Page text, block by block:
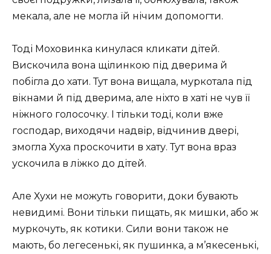
мекала, але не могла їй нічим допомогти.
Тоді Моховинка кинулася кликати дітей.
Вискочила вона щілинкою під дверима й
побігла до хати. Тут вона вищала, муркотала під
вікнами й під дверима, але ніхто в хаті не чув її
ніжного голосочку. І тільки тоді, коли вже
господар, виходячи надвір, відчинив двері,
змогла Хуха проскочити в хату. Тут вона враз
ускочила в ліжко до дітей.
Але Хухи не можуть говорити, доки бувають
невидимі. Вони тільки пищать, як мишки, або ж
муркочуть, як котики. Сили вони також не
мають, бо легесенькі, як пушинка, а м’якесенькі,